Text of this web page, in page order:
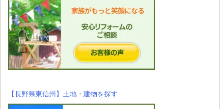
【長野県東信州】土地・建物を探す